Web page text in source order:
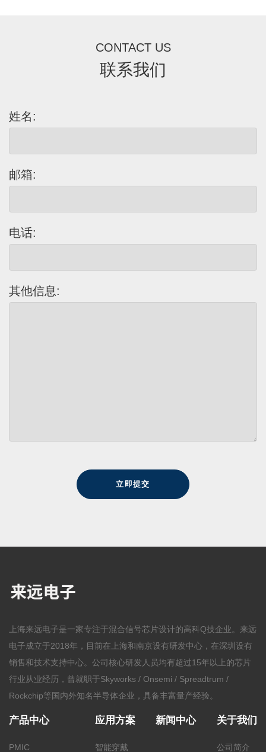
CONTACT US
联系我们
姓名:
邮箱:
电话:
其他信息:
上海来远电子是一家专注于混合信号芯片设计的高科Q技企业。来远
电子成立于2018年，目前在上海和南京设有研发中心，在深圳设有
销售和技术支持中心。公司核心研发人员均有超过15年以上的芯片
行业从业经历，曾就职于Skyworks / Onsemi / Spreadtrum /
Rockchip等国内外知名半导体企业，具备丰富量产经验。
产品中心
PMIC
应用方案
智能穿戴
新闻中心 关于我们
公司简介